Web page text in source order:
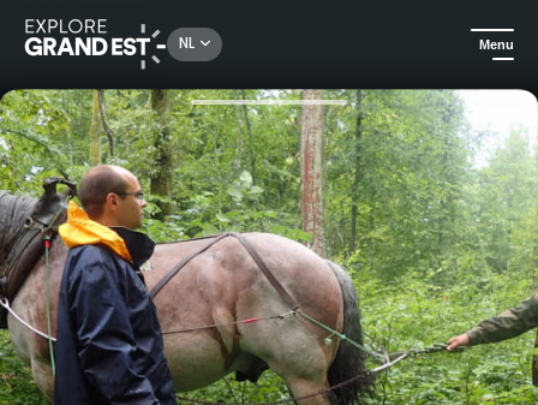
NL Menu
Kijk je ogen uit in de Grand Est Inleiding tot houthakken met paarden